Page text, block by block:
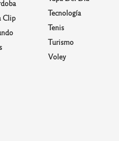
Clip
Tecnología
Tenis
Turismo
Voley